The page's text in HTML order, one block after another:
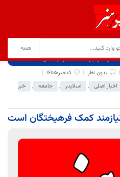
و هنر نیازمند کمک فرهیختگان است
بدون نظر
کدخبر:16115
اخبار اصلی , اسلایدر , جامعه ,
خبر
کمک فرهیختگان است